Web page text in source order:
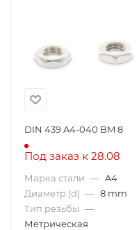
DIN 439 A4-040 BM 8
Под заказ к 28.08
Марка стали — A4
Диаметр (d) — 8 mm
Тип резьбы —
Метрическая